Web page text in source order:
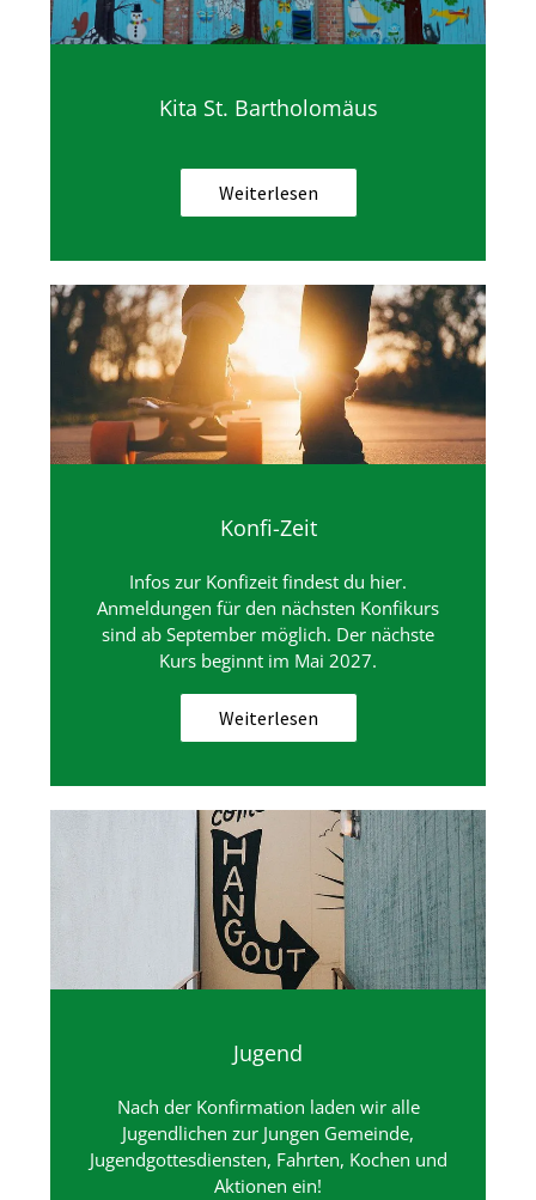
Kita St. Bartholomäus
Weiterlesen
Konfi-Zeit
Infos zur Konfizeit findest du hier.
Anmeldungen für den nächsten Konfikurs
sind ab September möglich. Der nächste
Kurs beginnt im Mai 2027.
Weiterlesen
Jugend
Nach der Konfirmation laden wir alle
Jugendlichen zur Jungen Gemeinde,
Jugendgottesdiensten, Fahrten, Kochen und
Aktionen ein!